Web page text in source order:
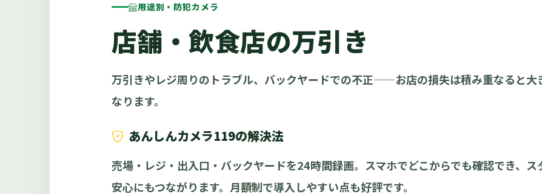
用途別・防犯カメラ
店舗・飲食店の万引き
万引きやレジ周りのトラブル、バックヤードでの不正——お店の損失は積み重なると大
なります。
あんしんカメラ119の解決法
売場・レジ・出入口・バックヤードを24時間録画。スマホでどこからでも確認でき、ス
安心にもつながります。月額制で導入しやすい点も好評です。